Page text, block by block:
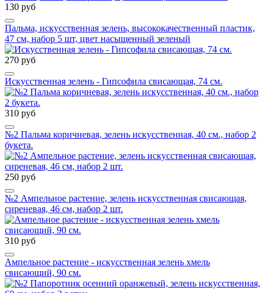
130 руб
Пальма, искусственная зелень, высококачественный пластик,
47 см, набор 5 шт, цвет насыщенный зеленый
270 руб
Искусственная зелень - Гипсофила свисающая, 74 см.
310 руб
№2 Пальма коричневая, зелень искусственная, 40 см., набор 2
букета.
250 руб
№2 Ампельное растение, зелень искусственная свисающая,
сиреневая, 46 см, набор 2 шт.
310 руб
Ампельное растение - искусственная зелень хмель
свисающий, 90 см.